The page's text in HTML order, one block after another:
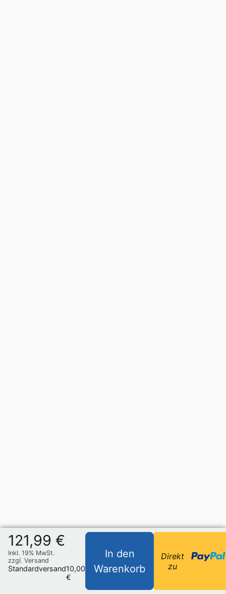
121,99 €
Inkl. 19% MwSt.
zzgl. Versand
Standardversand10,00
€
In den
Warenkorb
Direkt
zu